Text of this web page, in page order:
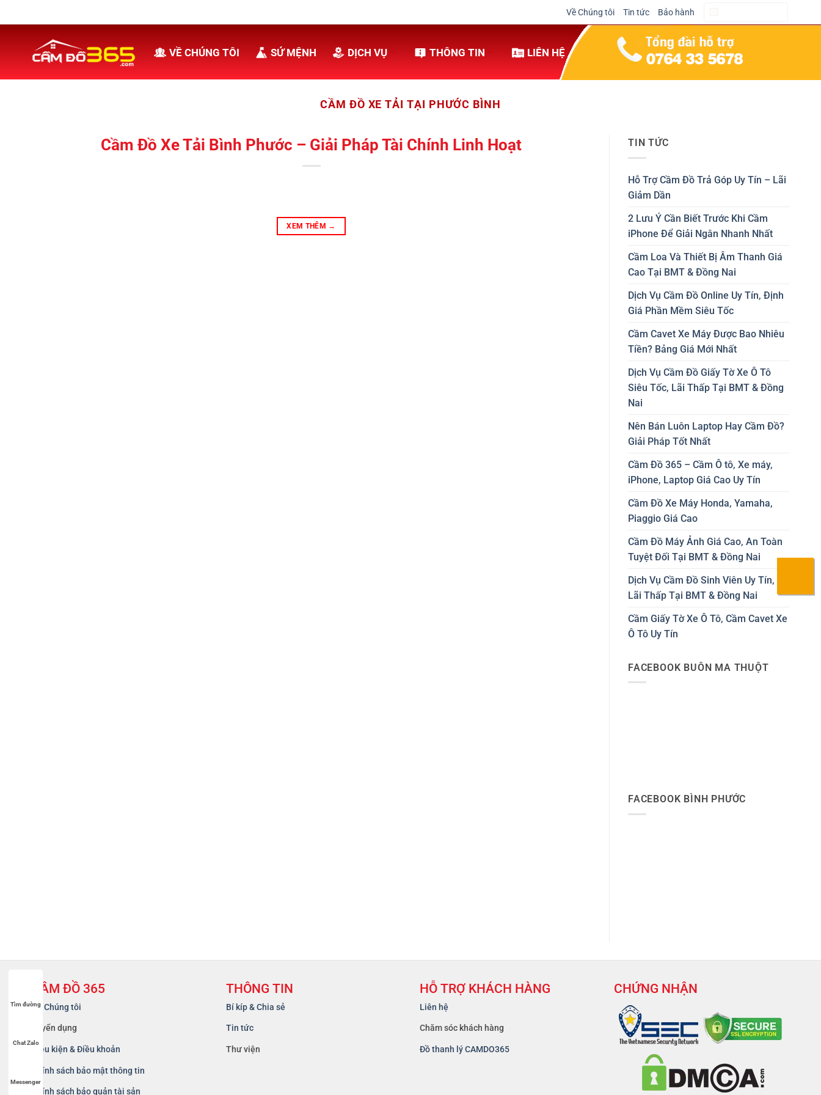
qua
Về Chúng tôi Tin tức Bảo hành
VỀ CHÚNG TÔI SỨ MỆNH DỊCH VỤ THÔNG TIN LIÊN HỆ
CẦM ĐỒ XE TẢI TẠI PHƯỚC BÌNH
Cầm Đồ Xe Tải Bình Phước – Giải Pháp Tài Chính Linh Hoạt
XEM THÊM →
TIN TỨC
Hỗ Trợ Cầm Đồ Trả Góp Uy Tín – Lãi
Giảm Dần
2 Lưu Ý Cần Biết Trước Khi Cầm
iPhone Để Giải Ngân Nhanh Nhất
Cầm Loa Và Thiết Bị Âm Thanh Giá
Cao Tại BMT & Đồng Nai
Dịch Vụ Cầm Đồ Online Uy Tín, Định
Giá Phần Mềm Siêu Tốc
Cầm Cavet Xe Máy Được Bao Nhiêu
Tiền? Bảng Giá Mới Nhất
Dịch Vụ Cầm Đồ Giấy Tờ Xe Ô Tô
Siêu Tốc, Lãi Thấp Tại BMT & Đồng
Nai
Nên Bán Luôn Laptop Hay Cầm Đồ?
Giải Pháp Tốt Nhất
Cầm Đồ 365 – Cầm Ô tô, Xe máy,
iPhone, Laptop Giá Cao Uy Tín
Cầm Đồ Xe Máy Honda, Yamaha,
Piaggio Giá Cao
Cầm Đồ Máy Ảnh Giá Cao, An Toàn
Tuyệt Đối Tại BMT & Đồng Nai
Dịch Vụ Cầm Đồ Sinh Viên Uy Tín,
Lãi Thấp Tại BMT & Đồng Nai
Cầm Giấy Tờ Xe Ô Tô, Cầm Cavet Xe
Ô Tô Uy Tín
FACEBOOK BUÔN MA THUỘT
FACEBOOK BÌNH PHƯỚC
CẦM ĐỒ 365
Về Chúng tôi
Tuyển dụng
Điều kiện & Điều khoản
Chính sách bảo mật thông tin
Chính sách bảo quản tài sản
THÔNG TIN
Bí kíp & Chia sẻ
Tin tức
Thư viện
HỖ TRỢ KHÁCH HÀNG
Liên hệ
Chăm sóc khách hàng
Đồ thanh lý CAMDO365
CHỨNG NHẬN
Tìm đường
Chat Zalo
Messenger